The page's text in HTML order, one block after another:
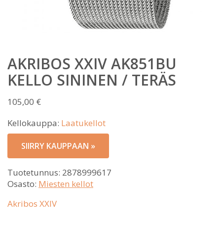
AKRIBOS XXIV AK851BU
KELLO SININEN / TERÄS
105,00 €
Kellokauppa: Laatukellot
SIIRRY KAUPPAAN »
Tuotetunnus: 2878999617
Osasto: Miesten kellot
Akribos XXIV